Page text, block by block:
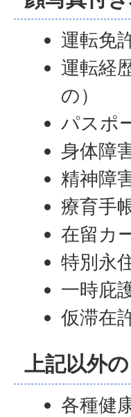
運転免
運転経
の）
パスポ
身体障
精神障
療育手
在留カ
特別永
一時庇
仮滞在
上記以外の
各種健